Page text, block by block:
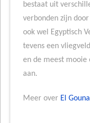
bestaat uit
verbonden zijn
ook wel Egyptisch
tevens een
en de meest mooie
aan.
Meer over El Gouna